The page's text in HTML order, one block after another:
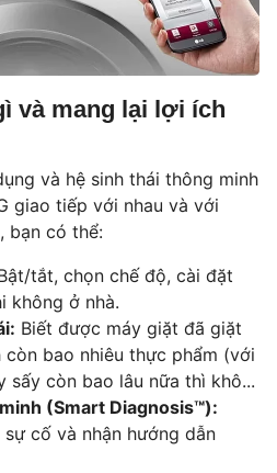
và mang lại lợi ích
và hệ sinh thái thông minh
giao tiếp với nhau và với
bạn có thể:
tắt, chọn chế độ, cài đặt
không ở nhà.
Biết được máy giặt đã giặt
còn bao nhiêu thực phẩm (với
sấy còn bao lâu nữa thì khô...
(Smart Diagnosis™):
cố và nhận hướng dẫn